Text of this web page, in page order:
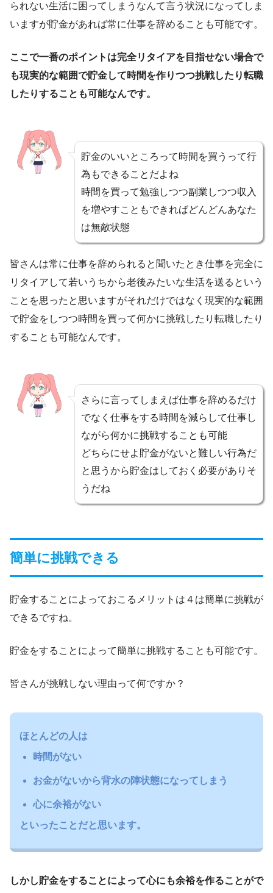
られない生活に困ってしまうなんて言う状況になってしま
いますが貯金があれば常に仕事を辞めることも可能です。
ここで一番のポイントは完全リタイアを目指せない場合で
も現実的な範囲で貯金して時間を作りつつ挑戦したり転職
したりすることも可能なんです。
貯金のいいところって時間を買うって行
為もできることだよね
時間を買って勉強しつつ副業しつつ収入
を増やすこともできればどんどんあなた
は無敵状態
皆さんは常に仕事を辞められると聞いたとき仕事を完全に
リタイアして若いうちから老後みたいな生活を送るという
ことを思ったと思いますがそれだけではなく現実的な範囲
で貯金をしつつ時間を買って何かに挑戦したり転職したり
することも可能なんです。
さらに言ってしまえば仕事を辞めるだけ
でなく仕事をする時間を減らして仕事し
ながら何かに挑戦することも可能
どちらにせよ貯金がないと難しい行為だ
と思うから貯金はしておく必要がありそ
うだね
簡単に挑戦できる
貯金することによっておこるメリットは４は簡単に挑戦が
できるですね。
貯金をすることによって簡単に挑戦することも可能です。
皆さんが挑戦しない理由って何ですか？
ほとんどの人は
時間がない
お金がないから背水の陣状態になってしまう
心に余裕がない
といったことだと思います。
しかし貯金をすることによって心にも余裕を作ることがで